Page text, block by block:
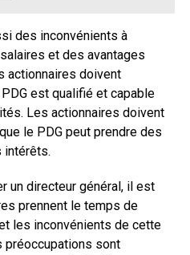
des inconvénients à
et des avantages
actionnaires doivent
est qualifié et capable
Les actionnaires doivent
le PDG peut prendre des
intérêts.
un directeur général, il est
prennent le temps de
les inconvénients de cette
préoccupations sont